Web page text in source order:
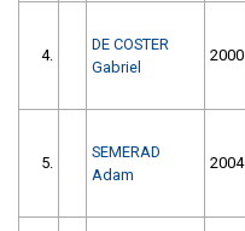
4.
DE COSTER
Gabriel
2000
5.
SEMERAD
Adam
2004